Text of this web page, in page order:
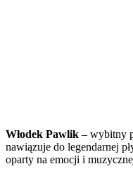
Włodek Pawlik – wybitny
nawiązuje do legendarnej
oparty na emocji i